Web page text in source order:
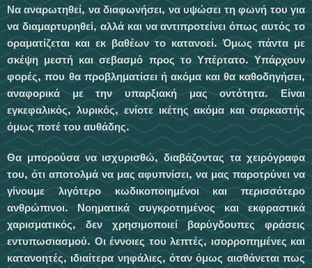
Να αναρωτηθεί, να διαφωνή­σει, να υψώσει τη φωνή του για
να διαμαρτυρηθεί, αλλά και να αντιπροτείνει όπως αυτός το
οραματίζεται και εκ βαθέων το κατανοεί. Όμως πάντα με
σκέψη μεστή και σεβασμό προς το Υπέρτατο. Υπάρχουν
φορές, που θα προβληματίσει ή ακόμα και θα καθοδηγήσει,
αναφορικά με την υπαρξιακή μας οντότητα. Είναι
εγκεφαλικός, λυρικός, ενίοτε ικέτης α­κόμα και σαρκαστής
όμως ποτέ του αυθάδης.
Θα μπορούσα να ισχυρισθώ, διαβάζοντας τα χειρόγραφα
του, ότι αποτολμά να μας αφυπνί­σει, να μας παροτρύνει να
γίνουμε λιγότερο κωδικοποιημένοι και περισσότερο
ανθρώπινοι. Νοηματικά συγκροτημένος και εκφραστικά
χαρισματικός, δεν χρησιμοποιεί βαρύγδουπες φράσεις
εντυπωσιασμού. Οι έννοιες του λε­πτές, ισορροπημένες και
κατανοητές, ιδιαίτερα νηφάλιες, όταν όμως αισθάνεται πως